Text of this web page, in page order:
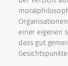
einer eigenen
dass gut